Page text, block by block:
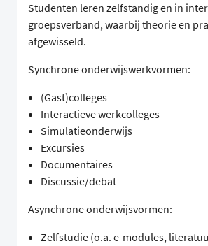
Studenten leren zelfstandig en in
groepsverband, waarbij theorie en
afgewisseld.
Synchrone onderwijswerkvormen:
(Gast)colleges
Interactieve werkcolleges
Simulatieonderwijs
Excursies
Documentaires
Discussie/debat
Asynchrone onderwijsvormen:
Zelfstudie (o.a. e-modules,